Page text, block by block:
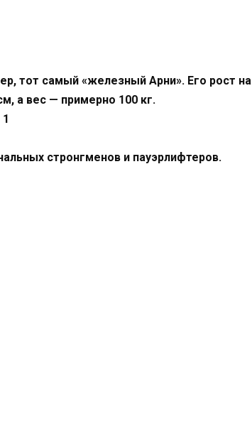
тот самый «железный Арни». Его рост на
а вес — примерно 100 кг.
стронгменов и пауэрлифтеров.